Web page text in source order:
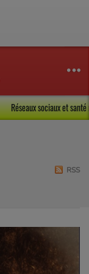
Réseaux sociaux et
RSS